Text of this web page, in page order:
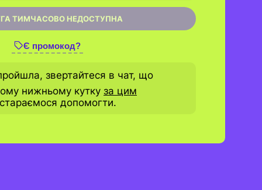
ТИМЧАСОВО НЕДОСТУПНА
Є промокод?
звертайтеся в чат, що
нижньому кутку за цим
допомогти.